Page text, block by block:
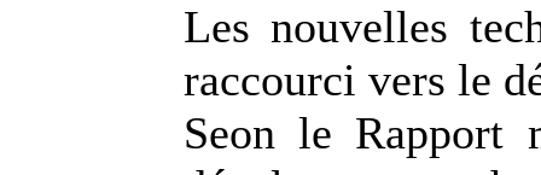
Les nouvelles
raccourci vers le
Seon le Rapport